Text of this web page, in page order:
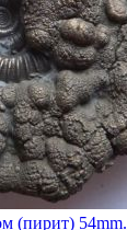
(пирит) 54mm.